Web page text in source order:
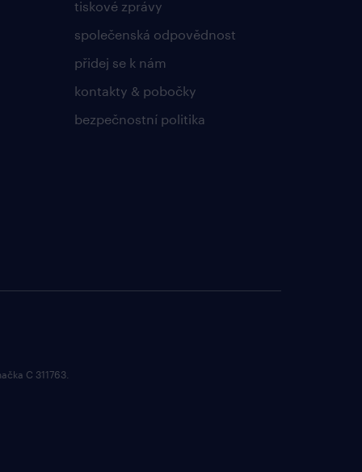
tiskové zprávy
společenská odpovědnost
přidej se k nám
kontakty & pobočky
bezpečnostní politika
C 311763.